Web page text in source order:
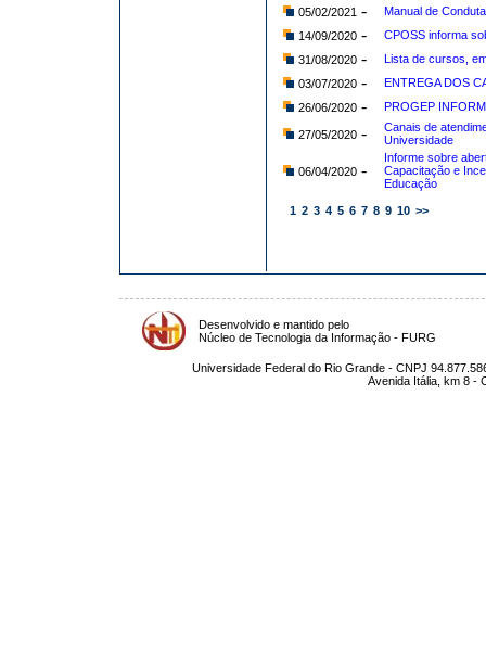
05/02/2021 -
Manual de
14/09/2020-
CPOSS informa
31/08/2020-
Lista de cursos,
03/07/2020-
ENTREGA DOS
26/06/2020- PROGEP
27/05/2020-
Canais de
Universidade
06/04/2020-
Informe sobre
Capacitação e
Educação
1 2 3 4 5 6 7 8 9 10 >>
Desenvolvido e mantido pelo
Núcleo de Tecnologia da Informação - FURG
Universidade Federal do Rio Grande - CNPJ
Avenida Itália, km 8 -